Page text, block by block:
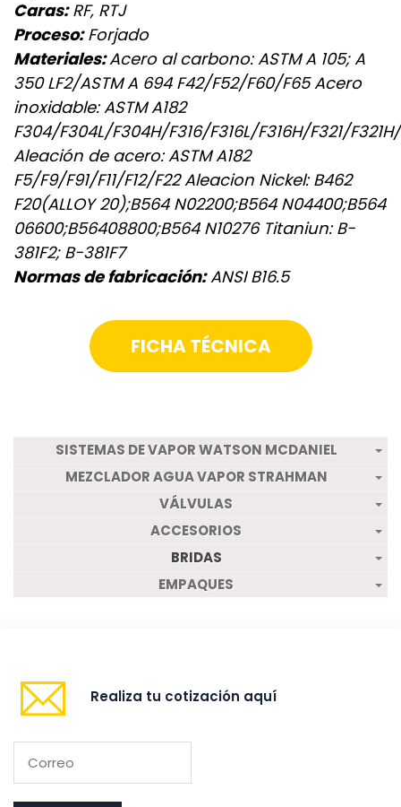
Caras:RF, RTJ
Proceso:Forjado
Materiales:Acero al carbono: ASTM A 105; A
350 LF2/ASTM A 694 F42/F52/F60/F65 Acero
inoxidable: ASTM A182
F304/F304L/F304H/F316/F316L/F316H/F321/
Aleación de acero: ASTM A182
F5/F9/F91/F11/F12/F22 Aleacion Nickel: B462
F20(ALLOY 20);B564 N02200;B564 N04400;B564
06600;B56408800;B564 N10276 Titaniun: B-
381F2; B-381F7
Normas de fabricación:ANSI B16.5
FICHA TÉCNICA
SISTEMAS DE VAPOR WATSON MCDANIEL
MEZCLADOR AGUA VAPOR STRAHMAN
VÁLVULAS
ACCESORIOS
BRIDAS
EMPAQUES
Realiza tu cotización aquí